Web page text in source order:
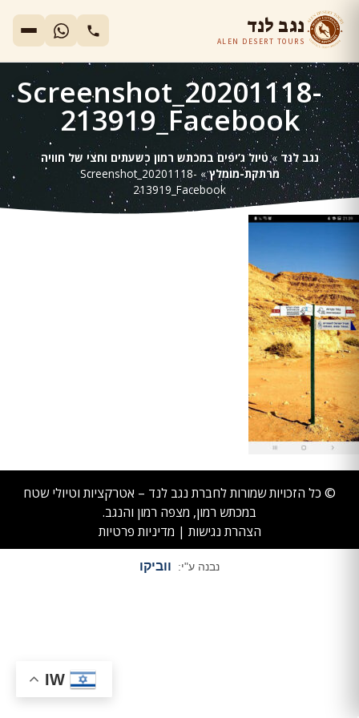
נגב לנד
ALEN DESERT TOURS
Screenshot_20201118-
213919_Facebook
נגב לנד »טיול ג’יפים במכתש רמון כשעתים וחצי של חוויה
מרתקת-מומלץ»
Screenshot_20201118-
213919_Facebook
© כל הזכויות שמורות לחברת נגב לנד – אטרקציות וטיולי שטח
במכתש רמון, מצפה רמון והנגב.
הצהרת נגישות | מדיניות פרטיות
נבנה ע"י: ווביקו
IW